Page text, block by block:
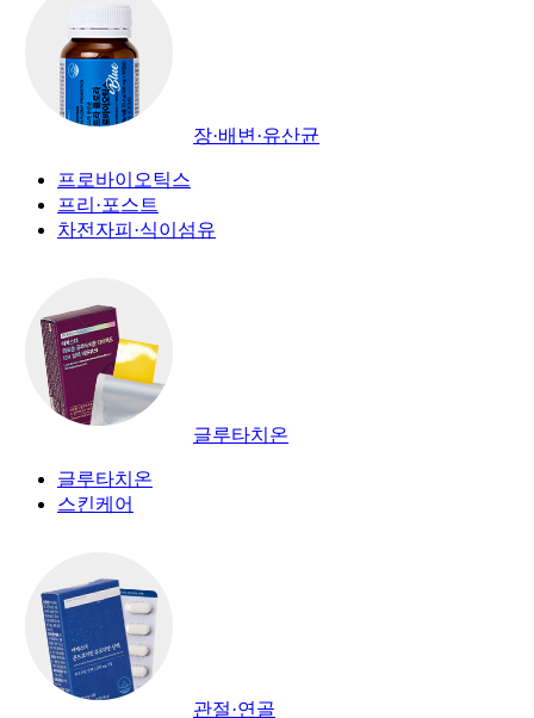
장·배변·유산균
프로바이오틱스
프리·포스트
차전자피·식이섬유
글루타치온
글루타치온
스킨케어
관절·연골